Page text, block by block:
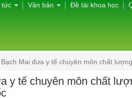
tức Văn bản Đề tài khoa học
Mai đưa y tế chuyên môn chất lượng
y tế chuyên môn chất